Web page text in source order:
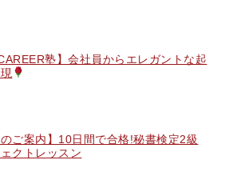
塾】会社員からエレガントな起
のご案内】10日間で合格!秘書検定2級
クトレッスン